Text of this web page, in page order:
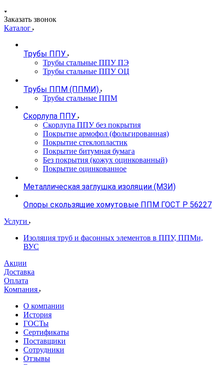
Заказать звонок
Каталог
Трубы ППУ
Трубы стальные ППУ ПЭ
Трубы стальные ППУ ОЦ
Трубы ППМ (ППМИ)
Трубы стальные ППМ
Скорлупа ППУ
Скорлупа ППУ без покрытия
Покрытие армофол (фольгированная)
Покрытие стеклопластик
Покрытие битумная бумага
Без покрытия (кожух оцинкованный)
Покрытие оцинкованное
Металлическая заглушка изоляции (МЗИ)
Опоры скользящие хомутовые ППМ ГОСТ Р 56227
Услуги
Изоляция труб и фасонных элементов в ППУ, ППМи,
ВУС
Акции
Доставка
Оплата
Компания
О компании
История
ГОСТы
Сертификаты
Поставщики
Сотрудники
Отзывы